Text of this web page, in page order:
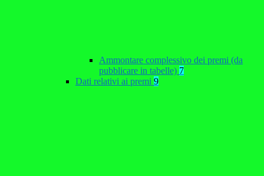
Ammontare complessivo dei premi (da
pubblicare in tabelle) 7
Dati relativi ai premi 9